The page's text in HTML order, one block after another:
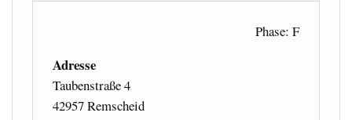
Phase: F
Adresse
Taubenstraße 4
42957 Remscheid